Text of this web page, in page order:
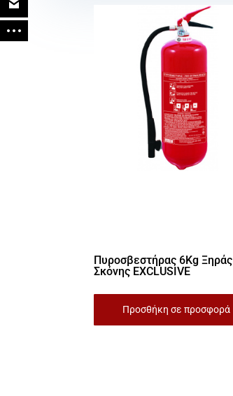
Πυροσβεστήρας 6Kg Ξηράς
Σκόνης EXCLUSIVE
Προσθήκη σε προσφορά